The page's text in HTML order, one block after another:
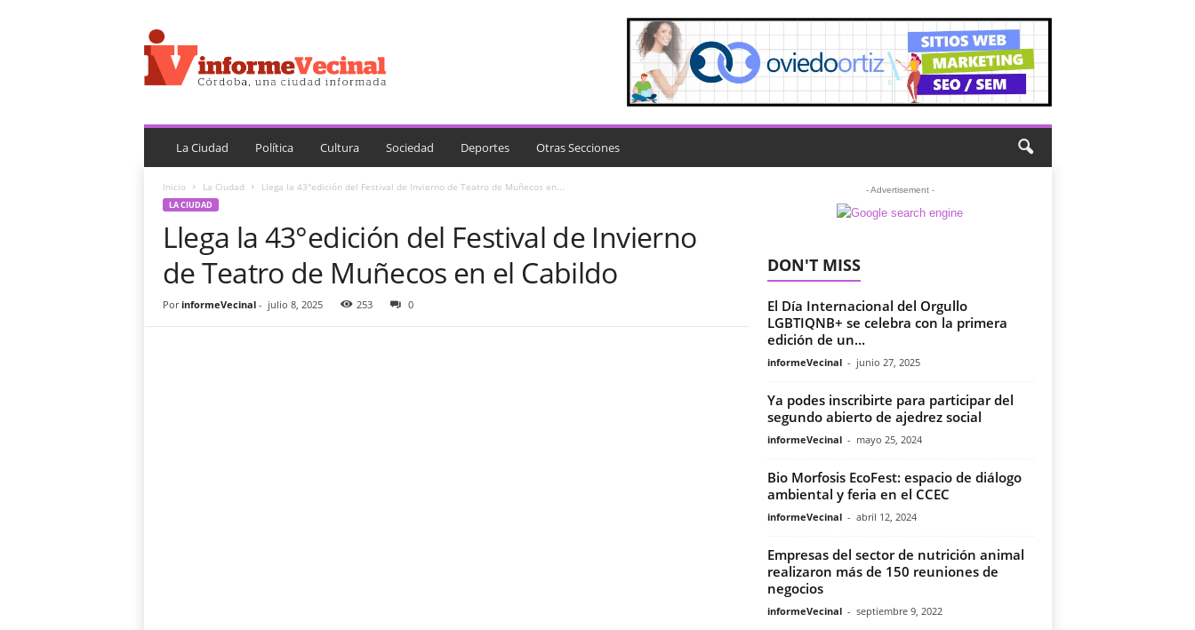
n
f
o
e
e
La Ciudad Política Cultura Sociedad Deportes Otras Secciones
Inicio La Ciudad Llega la 43°edición del Festival de Invierno de Teatro de Muñecos en...
LA CIUDAD
Llega la 43°edición del Festival de Invierno
de Teatro de Muñecos en el Cabildo
Por informeVecinal- julio 8, 2025 253 0
- Advertisement -
DON'T MISS
El Día Internacional del Orgullo
LGBTIQNB+ se celebra con la primera
edición de un...
informeVecinal - junio 27, 2025
Ya podes inscribirte para participar del
segundo abierto de ajedrez social
informeVecinal - mayo 25, 2024
Bio Morfosis EcoFest: espacio de diálogo
ambiental y feria en el CCEC
informeVecinal - abril 12, 2024
Empresas del sector de nutrición animal
realizaron más de 150 reuniones de
negocios
informeVecinal - septiembre 9, 2022